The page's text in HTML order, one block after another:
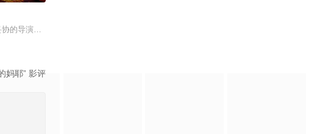
的导演朱达仁萌生拍一部《河南人在北京》电影的念头，在说服主编姚松、老乡韩战
妈耶” 影评